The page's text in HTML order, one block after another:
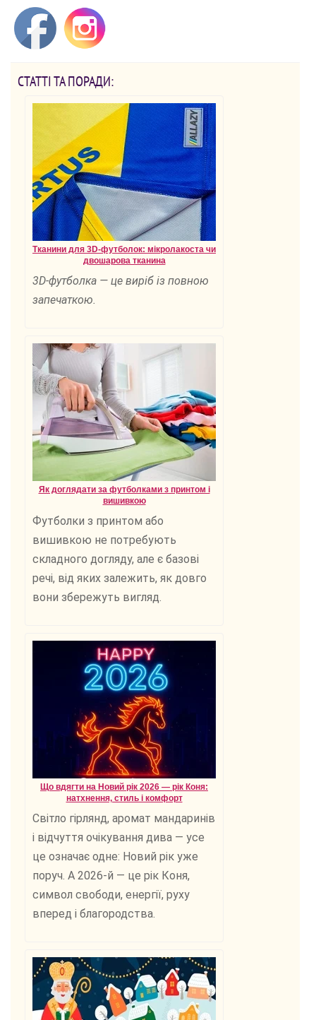
СТАТТІ ТА ПОРАДИ:
Тканини для 3D-футболок: мікролакоста чи
двошарова тканина
3D-футболка — це виріб із повною
запечаткою.
Як доглядати за футболками з принтом і
вишивкою
Футболки з принтом або
вишивкою не потребують
складного догляду, але є базові
речі, від яких залежить, як довго
вони збережуть вигляд.
Що вдягти на Новий рік 2026 — рік Коня:
натхнення, стиль і комфорт
Світло гірлянд, аромат мандаринів
і відчуття очікування дива — усе
це означає одне: Новий рік уже
поруч. А 2026-й — це рік Коня,
символ свободи, енергії, руху
вперед і благородства.